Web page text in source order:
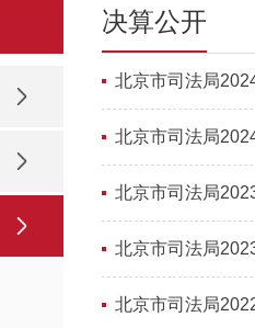
决算公开
北京市司法局
北京市司法局
北京市司法局
北京市司法局
北京市司法局